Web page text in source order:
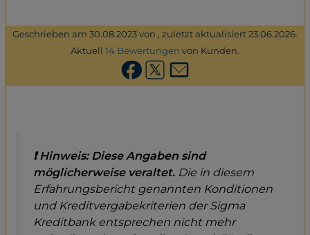
Geschrieben am 30.08.2023 von , zuletzt aktualisiert 23.06.2026.
Aktuell 14 Bewertungen von Kunden.
❗ Hinweis: Diese Angaben sind
möglicherweise veraltet. Die in diesem
Erfahrungsbericht genannten Konditionen
und Kreditvergabekriterien der Sigma
Kreditbank entsprechen nicht mehr